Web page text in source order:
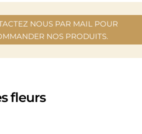
NOUS PAR MAIL POUR
NOS PRODUITS.
fleurs